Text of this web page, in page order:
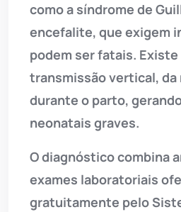
como a síndrome de
encefalite, que exigem
podem ser fatais. Existe
transmissão vertical, da
durante o parto,
neonatais graves.
O diagnóstico combina
exames laboratoriais
gratuitamente pelo